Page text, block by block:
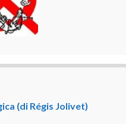
(di Régis Jolivet)